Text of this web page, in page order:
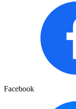
Facebook